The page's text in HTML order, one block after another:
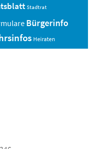
Stadtrat
Bürgerinfo
Heiraten